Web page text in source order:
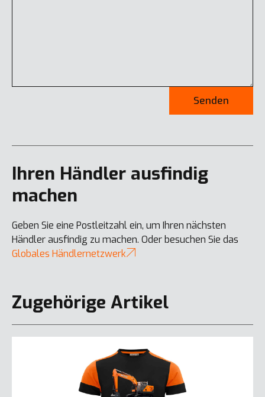
Senden
Ihren Händler ausfindig
machen
Geben Sie eine Postleitzahl ein, um Ihren nächsten
Händler ausfindig zu machen. Oder besuchen Sie das
Globales Händlernetzwerk
Zugehörige Artikel